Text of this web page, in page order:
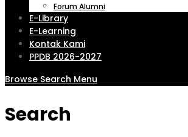
Forum Alumni
E-Library
E-Learning
Kontak Kami
PPDB 2026-2027
Browse Search Menu
Search